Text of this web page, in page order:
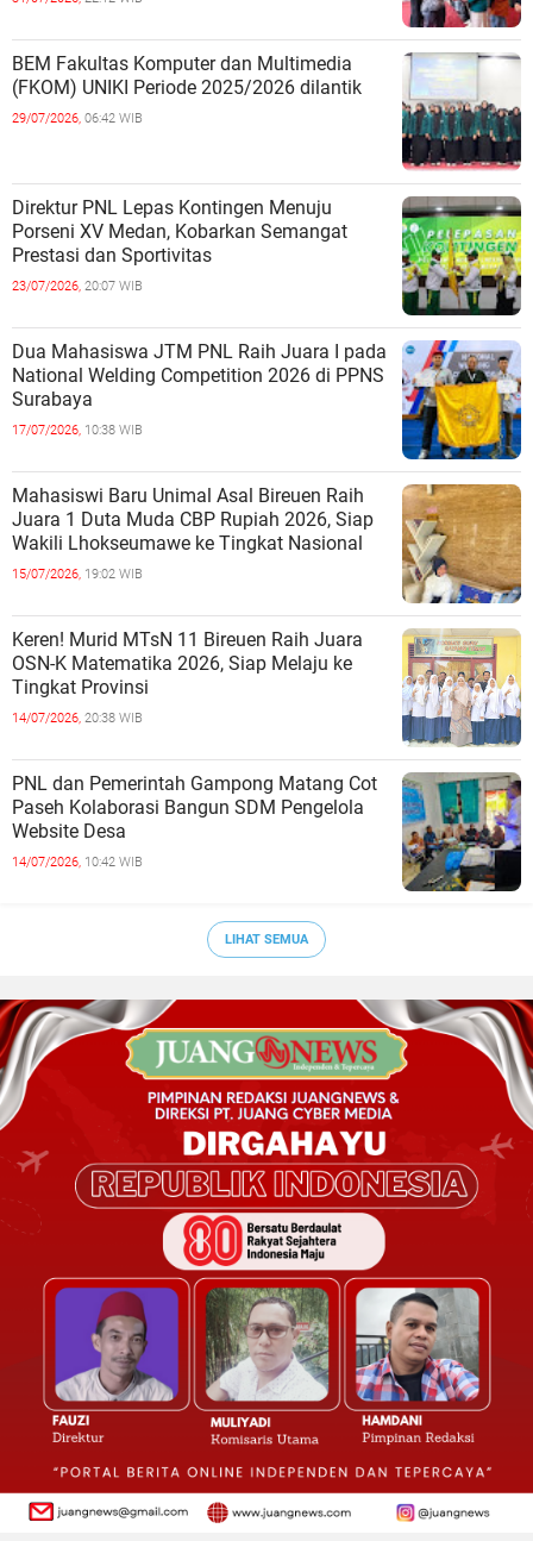
BEM Fakultas Komputer dan Multimedia
(FKOM) UNIKI Periode 2025/2026 dilantik
29/07/2026, 06:42 WIB
Direktur PNL Lepas Kontingen Menuju
Porseni XV Medan, Kobarkan Semangat
Prestasi dan Sportivitas
23/07/2026, 20:07 WIB
Dua Mahasiswa JTM PNL Raih Juara I pada
National Welding Competition 2026 di PPNS
Surabaya
17/07/2026, 10:38 WIB
Mahasiswi Baru Unimal Asal Bireuen Raih
Juara 1 Duta Muda CBP Rupiah 2026, Siap
Wakili Lhokseumawe ke Tingkat Nasional
15/07/2026, 19:02 WIB
Keren! Murid MTsN 11 Bireuen Raih Juara
OSN-K Matematika 2026, Siap Melaju ke
Tingkat Provinsi
14/07/2026, 20:38 WIB
PNL dan Pemerintah Gampong Matang Cot
Paseh Kolaborasi Bangun SDM Pengelola
Website Desa
14/07/2026, 10:42 WIB
LIHAT SEMUA